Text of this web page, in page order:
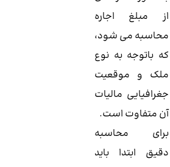
از مبلغ اجاره
محاسبه می شود،
که باتوجه به نوع
ملک و موقعیت
جغرافیایی مالیات
آن متفاوت است.
برای محاسبه
دقیق ابتدا باید